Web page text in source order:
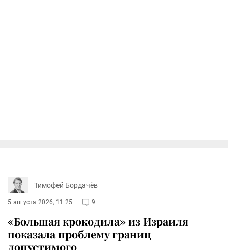
Тимофей Бордачёв
5 августа 2026, 11:25 9
«Большая крокодила» из Израиля
показала проблему границ
допустимого